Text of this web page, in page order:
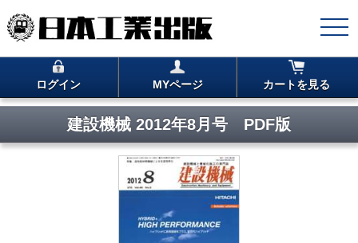
ログイン MYページ カートを見る
建設機械 2012年8月号 PDF版